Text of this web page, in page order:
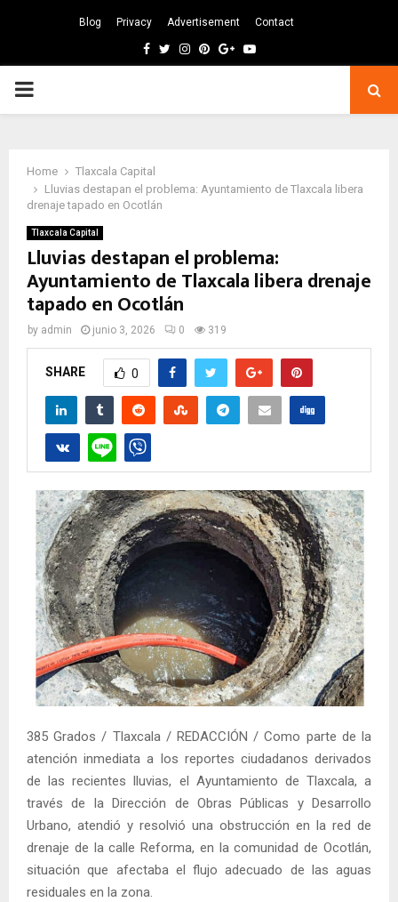
Blog Privacy Advertisement Contact
Facebook
TwitterInstagram
Pinterest
GoogleYoutube
PRIMARY
Home
Tlaxcala Capital
Lluvias destapan el problema: Ayuntamiento de Tlaxcala libera
drenaje tapado en Ocotlán
Tlaxcala Capital
Lluvias destapan el problema:
Ayuntamiento de Tlaxcala libera drenaje
tapado en Ocotlán
by admin junio 3, 2026 0 319
SHARE 0
385 Grados / Tlaxcala / REDACCIÓN / Como parte de la
atención inmediata a los reportes ciudadanos derivados
de las recientes lluvias, el Ayuntamiento de Tlaxcala, a
través de la Dirección de Obras Públicas y Desarrollo
Urbano, atendió y resolvió una obstrucción en la red de
drenaje de la calle Reforma, en la comunidad de Ocotlán,
situación que afectaba el flujo adecuado de las aguas
residuales en la zona.